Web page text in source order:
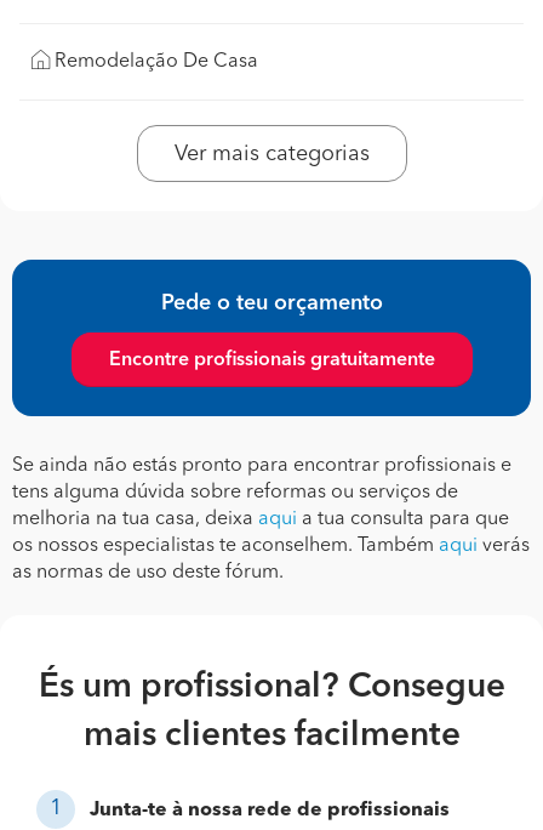
Remodelação De Casa
Ver mais categorias
Pede o teu orçamento
Encontre profissionais gratuitamente
Se ainda não estás pronto para encontrar profissionais e
tens alguma dúvida sobre reformas ou serviços de
melhoria na tua casa, deixa aqui a tua consulta para que
os nossos especialistas te aconselhem. Também aqui verás
as normas de uso deste fórum.
És um profissional? Consegue
mais clientes facilmente
Junta-te à nossa rede de profissionais